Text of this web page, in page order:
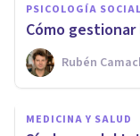
PSICOLOGÍA
Cómo
Rubén
MEDICINA Y SALUD